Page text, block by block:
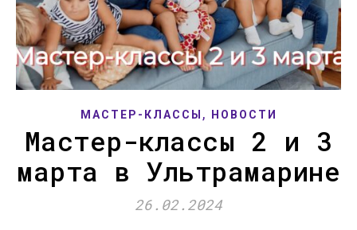
МАСТЕР-КЛАССЫ , НОВОСТИ
Мастер-классы 2 и 3
марта в Ультрамарине
26.02.2024